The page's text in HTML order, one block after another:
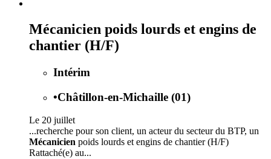
Mécanicien poids lourds et engins de
chantier (H/F)
Intérim
•Châtillon-en-Michaille (01)
Le 20 juillet
...recherche pour son client, un acteur du secteur du BTP, un
Mécanicien poids lourds et engins de chantier (H/F)
Rattaché(e) au...